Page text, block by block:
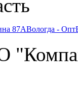
87АВологда - Опт